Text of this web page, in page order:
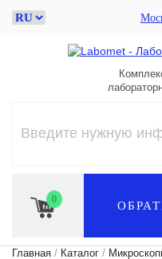
0
Главная / Каталог /